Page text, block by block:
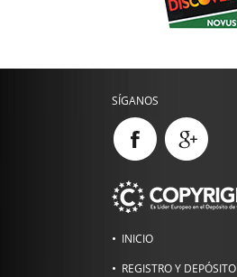
SÍGANOS
INICIO
REGISTRO Y DEPÓSITO